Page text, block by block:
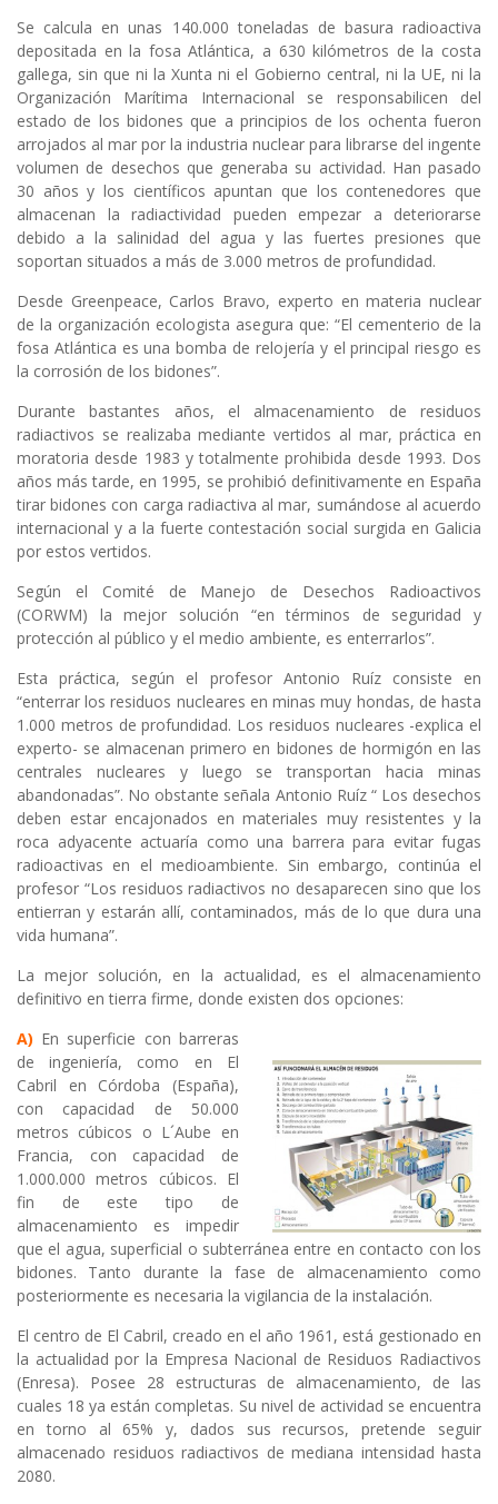
Se calcula en unas 140.000 toneladas de basura radioactiva
depositada en la fosa Atlántica, a 630 kilómetros de la costa
gallega, sin que ni la Xunta ni el Gobierno central, ni la UE, ni la
Organización Marítima Internacional se responsabilicen del
estado de los bidones que a principios de los ochenta fueron
arrojados al mar por la industria nuclear para librarse del ingente
volumen de desechos que generaba su actividad. Han pasado
30 años y los científicos apuntan que los contenedores que
almacenan la radiactividad pueden empezar a deteriorarse
debido a la salinidad del agua y las fuertes presiones que
soportan situados a más de 3.000 metros de profundidad.
Desde Greenpeace, Carlos Bravo, experto en materia nuclear
de la organización ecologista asegura que: “El cementerio de la
fosa Atlántica es una bomba de relojería y el principal riesgo es
la corrosión de los bidones”.
Durante bastantes años, el almacenamiento de residuos
radiactivos se realizaba mediante vertidos al mar, práctica en
moratoria desde 1983 y totalmente prohibida desde 1993. Dos
años más tarde, en 1995, se prohibió definitivamente en España
tirar bidones con carga radiactiva al mar, sumándose al acuerdo
internacional y a la fuerte contestación social surgida en Galicia
por estos vertidos.
Según el Comité de Manejo de Desechos Radioactivos
(CORWM) la mejor solución “en términos de seguridad y
protección al público y el medio ambiente, es enterrarlos”.
Esta práctica, según el profesor Antonio Ruíz consiste en
“enterrar los residuos nucleares en minas muy hondas, de hasta
1.000 metros de profundidad. Los residuos nucleares -explica el
experto- se almacenan primero en bidones de hormigón en las
centrales nucleares y luego se transportan hacia minas
abandonadas”. No obstante señala Antonio Ruíz “ Los desechos
deben estar encajonados en materiales muy resistentes y la
roca adyacente actuaría como una barrera para evitar fugas
radioactivas en el medioambiente. Sin embargo, continúa el
profesor “Los residuos radiactivos no desaparecen sino que los
entierran y estarán allí, contaminados, más de lo que dura una
vida humana”.
La mejor solución, en la actualidad, es el almacenamiento
definitivo en tierra firme, donde existen dos opciones:
A) En superficie con barreras
de ingeniería, como en El
Cabril en Córdoba (España),
con capacidad de 50.000
metros cúbicos o L´Aube en
Francia, con capacidad de
1.000.000 metros cúbicos. El
fin de este tipo de
almacenamiento es impedir
que el agua, superficial o subterránea entre en contacto con los
bidones. Tanto durante la fase de almacenamiento como
posteriormente es necesaria la vigilancia de la instalación.
El centro de El Cabril, creado en el año 1961, está gestionado en
la actualidad por la Empresa Nacional de Residuos Radiactivos
(Enresa). Posee 28 estructuras de almacenamiento, de las
cuales 18 ya están completas. Su nivel de actividad se encuentra
en torno al 65% y, dados sus recursos, pretende seguir
almacenado residuos radiactivos de mediana intensidad hasta
2080.